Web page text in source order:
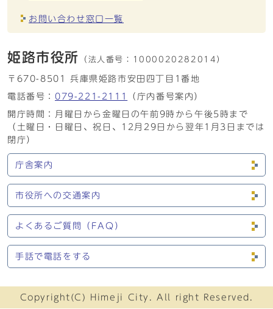
お問い合わせ窓口一覧
姫路市役所 （法人番号： 1000020282014）
〒670-8501 兵庫県姫路市安田四丁目1番地
電話番号： 079-221-2111
（庁内番号案内）
開庁時間：月曜日から金曜日の午前9時から午後5時まで
（土曜日・日曜日、祝日、12月29日から翌年1月3日までは
閉庁）
庁舎案内
市役所への交通案内
よくあるご質問（FAQ）
手話で電話をする
Copyright(C) Himeji City. All right Reserved.